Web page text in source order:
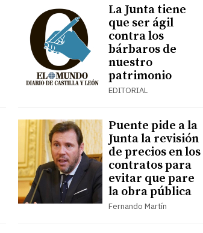
La Junta tiene
que ser ágil
contra los
bárbaros de
nuestro
patrimonio
EDITORIAL
Puente pide a la
Junta la revisión
de precios en los
contratos para
evitar que pare
la obra pública
Fernando Martín